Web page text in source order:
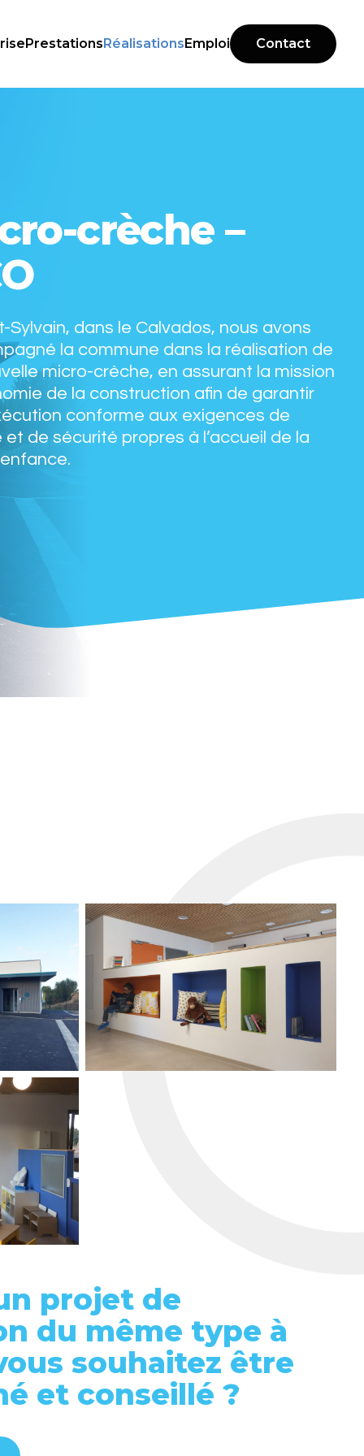
PrestationsRéalisationsEmploi Contact
crèche –
Sylvain, dans le Calvados, nous avons
la commune dans la réalisation de
micro-crèche, en assurant la mission
de la construction afin de garantir
conforme aux exigences de
et de sécurité propres à l’accueil de la
projet de
du même type à
souhaitez être
et conseillé ?